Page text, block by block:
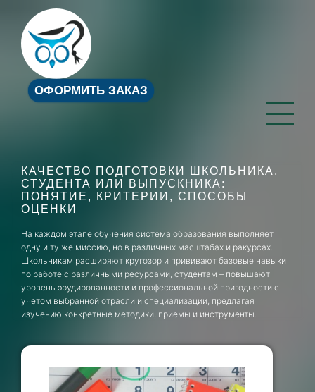
ОФОРМИТЬ ЗАКАЗ
КАЧЕСТВО ПОДГОТОВКИ ШКОЛЬНИКА,
СТУДЕНТА ИЛИ ВЫПУСКНИКА:
ПОНЯТИЕ, КРИТЕРИИ, СПОСОБЫ
ОЦЕНКИ
На каждом этапе обучения система образования выполняет
одну и ту же миссию, но в различных масштабах и ракурсах.
Школьникам расширяют кругозор и прививают базовые навыки
по работе с различными ресурсами, студентам – повышают
уровень эрудированности и профессиональной пригодности с
учетом выбранной отрасли и специализации, предлагая
изучению конкретные методики, приемы и инструменты.